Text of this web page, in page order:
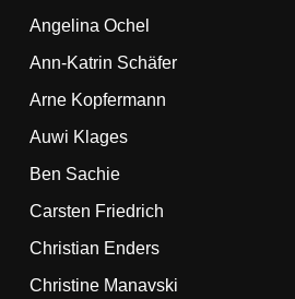
Angelina Ochel
Ann-Katrin Schäfer
Arne Kopfermann
Auwi Klages
Ben Sachie
Carsten Friedrich
Christian Enders
Christine Manavski